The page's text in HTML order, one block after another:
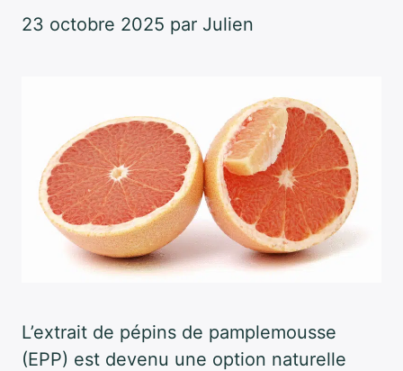
23 octobre 2025 par Julien
L’extrait de pépins de pamplemousse
(EPP) est devenu une option naturelle